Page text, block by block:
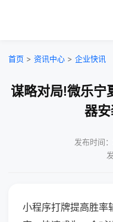
首页 > 资讯中心 > 企业快讯
谋略对局!微乐宁
器
发布时间
小程序打牌提高胜率